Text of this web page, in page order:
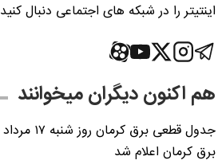
اینتیتر را در شبکه های اجتماعی دنبال کنید
هم اکنون دیگران میخوانند
برق کرمان اعلام شد